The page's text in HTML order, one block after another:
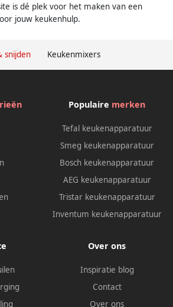
snijden Keukenmixers
is dé plek voor het maken van een
jouw keukenhulp.
Populaire merken
Tefal keukenapparatuur
Smeg keukenapparatuur
Bosch keukenapparatuur
AEG keukenapparatuur
Tristar keukenapparatuur
Inventum keukenapparatuur
Over ons
Inspiratie blog
Contact
Over ons